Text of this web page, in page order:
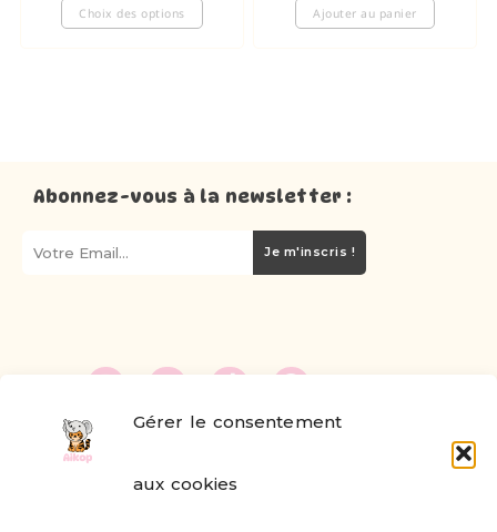
Gérer le consentement
aux cookies
Choix des options Ajouter au panier
Abonnez-vous à la newsletter :
Je m'inscris !